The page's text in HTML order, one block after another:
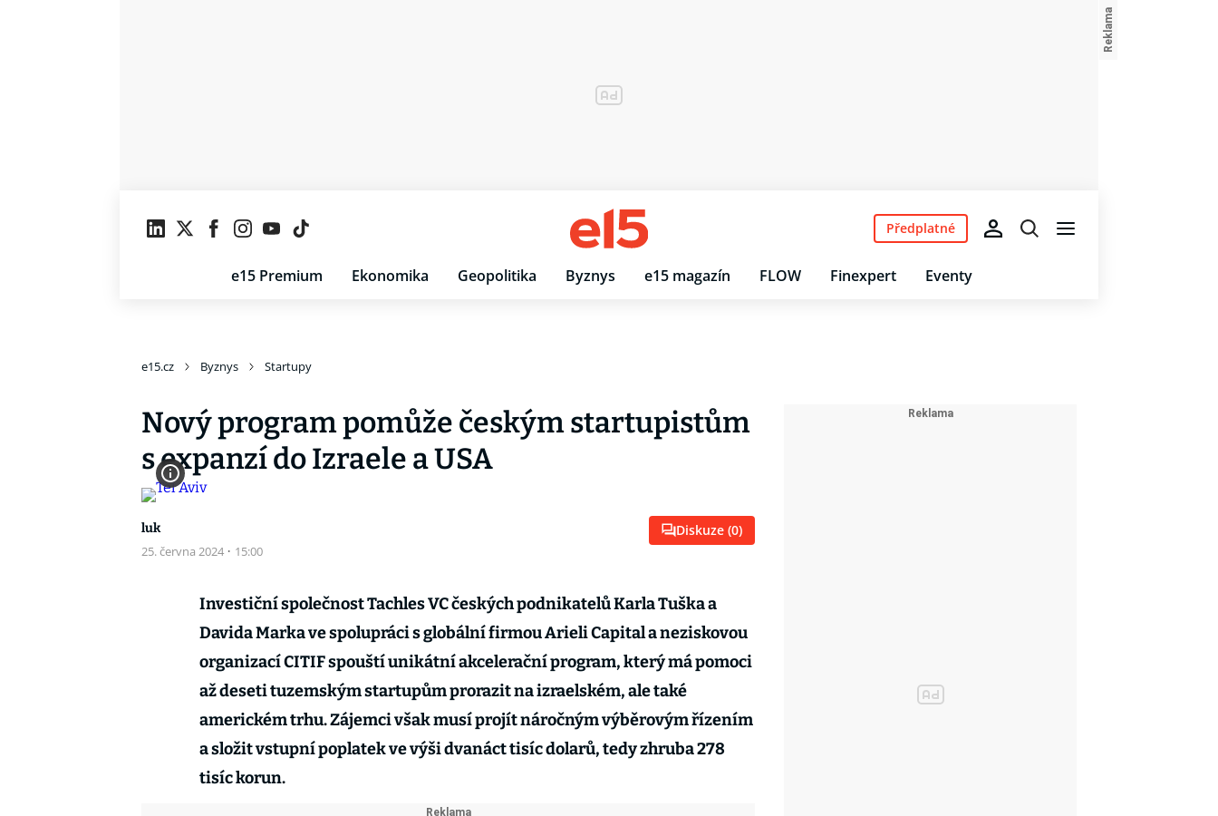
e15 Premium Ekonomika Geopolitika Byznys e15 magazín FLOW Finexpert Eventy
Předplatné
e15.cz Byznys Startupy
Nový program pomůže českým startupistům
s expanzí do Izraele a USA
luk
25. června 2024 · 15:00
Diskuze (0)
Investiční společnost Tachles VC českých podnikatelů Karla Tuška a
Davida Marka ve spolupráci s globální firmou Arieli Capital a neziskovou
organizací CITIF spouští unikátní akcelerační program, který má pomoci
až deseti tuzemským startupům prorazit na izraelském, ale také
americkém trhu. Zájemci však musí projít náročným výběrovým řízením
a složit vstupní poplatek ve výši dvanáct tisíc dolarů, tedy zhruba 278
tisíc korun.